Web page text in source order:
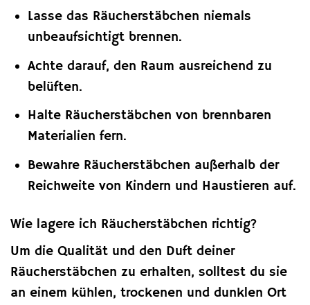
Lasse das Räucherstäbchen niemals
unbeaufsichtigt brennen.
Achte darauf, den Raum ausreichend zu
belüften.
Halte Räucherstäbchen von brennbaren
Materialien fern.
Bewahre Räucherstäbchen außerhalb der
Reichweite von Kindern und Haustieren auf.
Wie lagere ich Räucherstäbchen richtig?
Um die Qualität und den Duft deiner
Räucherstäbchen zu erhalten, solltest du sie
an einem kühlen, trockenen und dunklen Ort